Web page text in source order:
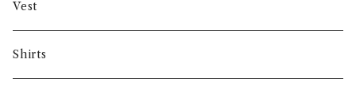
Gambert
NORIEI
Vest
Shirts